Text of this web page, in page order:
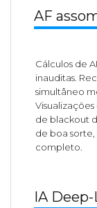
AF
Cálculos de
inauditas.
simultâneo
de blackout
de boa sorte,
completo.
IA